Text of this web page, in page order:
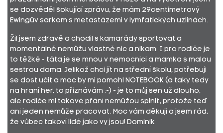
se dozvěděl šokující zprávu, že mám 29centimetrový
Ewingův sarkom s metastázemi v lymfatických uzlinách.
Žil jsem zdravě a chodil s kamarády sportovat a
momentálně nemůžu vlastně nic a nikam. I pro rodiče je
to těžké - táta je se mnou v nemocnici a mamka s malou
sestrou doma. Jelikož chci jít na střední školu, potřebuji
se dost učit a moc by mi pomohl NOTEBOOK (a taky tedy
na hraní her, to přiznávám :-) - je to můj sen už dlouho,
ale rodiče mi takové přání nemůžou splnit, protože teď
ani jeden nemůže pracovat. Moc vám děkuji a jsem rád,
že vůbec takoví lidé jako vy jsou! Dominik